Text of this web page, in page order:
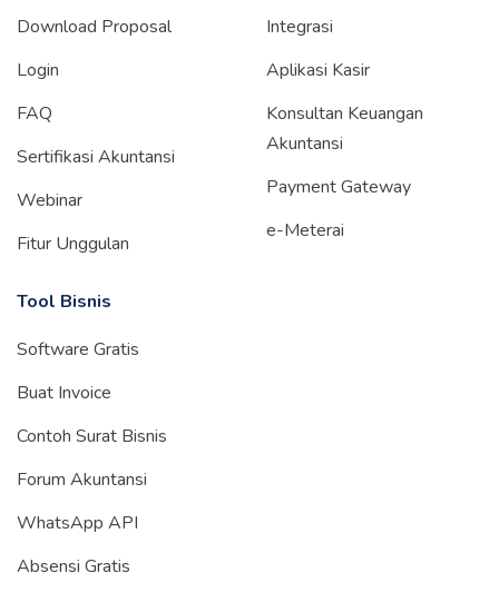
Download Proposal
Login
FAQ
Sertifikasi Akuntansi
Webinar
Fitur Unggulan
Integrasi
Aplikasi Kasir
Konsultan Keuangan
Akuntansi
Payment Gateway
e-Meterai
Tool Bisnis
Software Gratis
Buat Invoice
Contoh Surat Bisnis
Forum Akuntansi
WhatsApp API
Absensi Gratis